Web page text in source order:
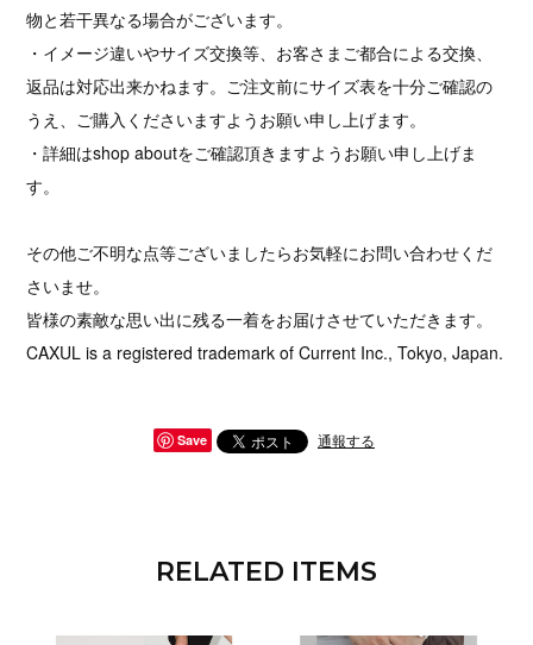
物と若干異なる場合がございます。
・イメージ違いやサイズ交換等、お客さまご都合による交換、
返品は対応出来かねます。ご注文前にサイズ表を十分ご確認の
うえ、ご購入くださいますようお願い申し上げます。
・詳細はshop aboutをご確認頂きますようお願い申し上げま
す。
その他ご不明な点等ございましたらお気軽にお問い合わせくだ
さいませ。
皆様の素敵な思い出に残る一着をお届けさせていただきます。
CAXUL is a registered trademark of Current Inc., Tokyo, Japan.
Save 通報する
RELATED ITEMS